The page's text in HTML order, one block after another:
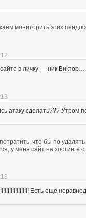
мониторить этих
в личку — ник Виктор…
атаку сделать??? Утром
что бы по
у меня сайт на хостинге
Есть еще